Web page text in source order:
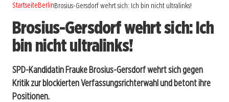
StartseiteBerlinBrosius-Gersdorf wehrt sich: Ich bin nicht ultralinks!
Brosius-Gersdorf wehrt sich: Ich
bin nicht ultralinks!
SPD-Kandidatin Frauke Brosius-Gersdorf wehrt sich gegen
Kritik zur blockierten Verfassungsrichterwahl und betont ihre
Positionen.